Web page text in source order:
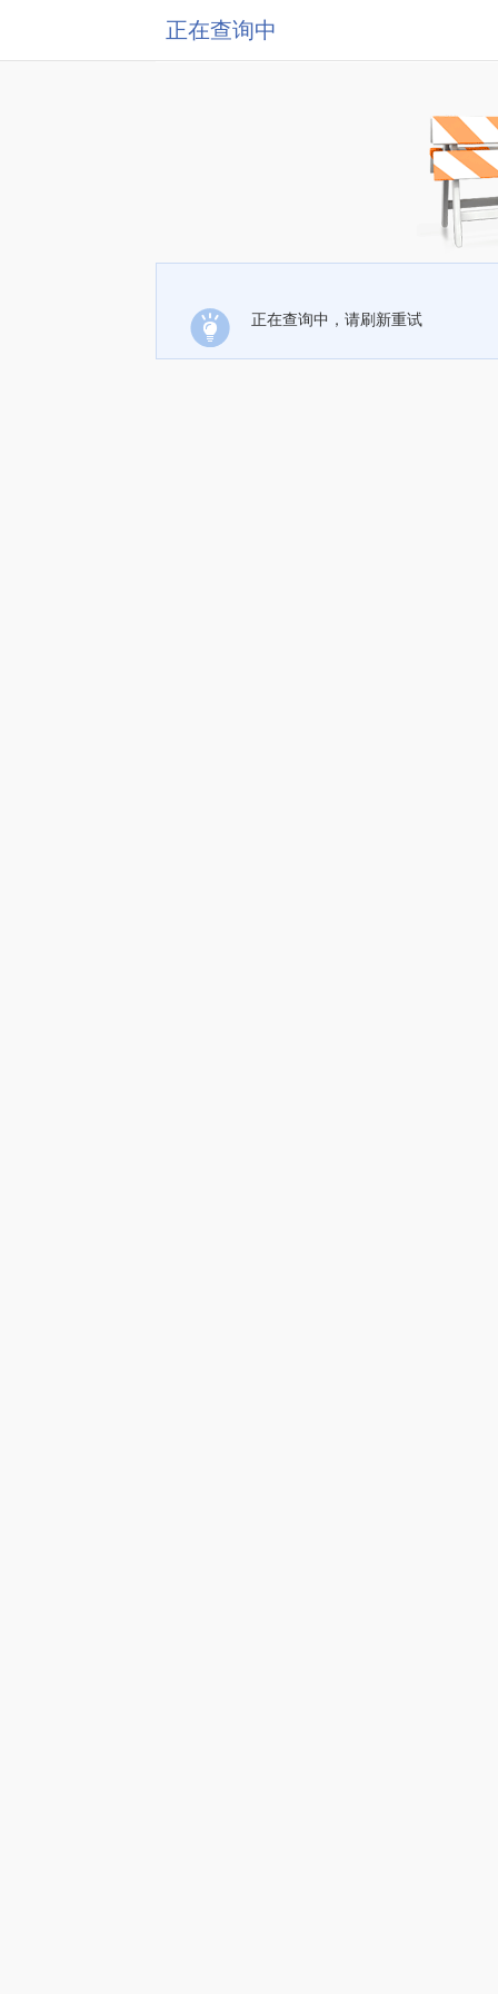
正在查询中
正在查询中，请刷新重试